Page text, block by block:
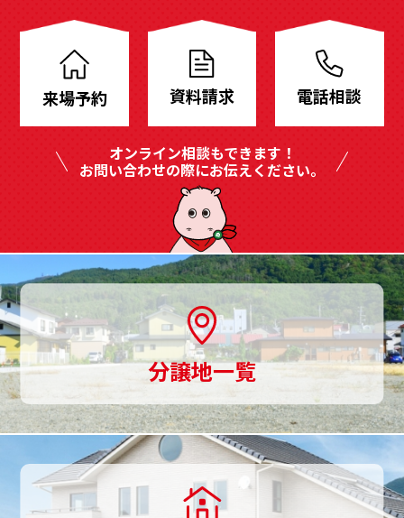
譲
ご
用
意、
土
地
探
し
来場予約 資料請求 電話相談
オンライン相談もできます！
お問い合わせの際にお伝えください。
分譲地一覧